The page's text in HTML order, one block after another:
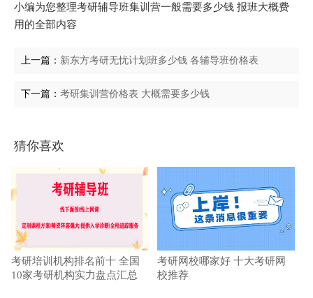
小编为您整理考研辅导班集训营一般需要多少钱 报班大概费
用的全部内容
上一篇： 新东方考研无忧计划班多少钱 各辅导班价格表
下一篇： 考研集训营价格表 大概需要多少钱
猜你喜欢
考研培训机构排名前十 全国
10家考研机构实力盘点汇总
考研网校哪家好 十大考研网
校推荐